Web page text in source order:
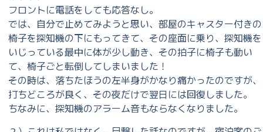
フロントに電話をしても応答なし。
では、自分で止めてみようと思い、部屋のキャスター付きの
椅子を探知機の下にもってきて、その座面に乗り、探知機を
いじっている最中に体が少し動き、その拍子に椅子も動い
て、椅子ごと転倒してしまいました！
その時は、落ちたほうの左半身がかなり痛かったのですが、
打ちどころが良く、その夜だけで翌日には回復しました。
ちなみに、探知機のアラーム音もならなくなりました。